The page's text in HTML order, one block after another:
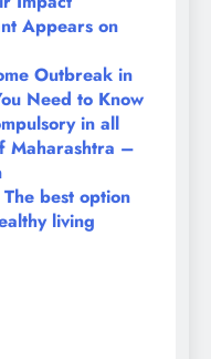
Appears on
Outbreak in
Need to Know
in all
Maharashtra –
best option
living